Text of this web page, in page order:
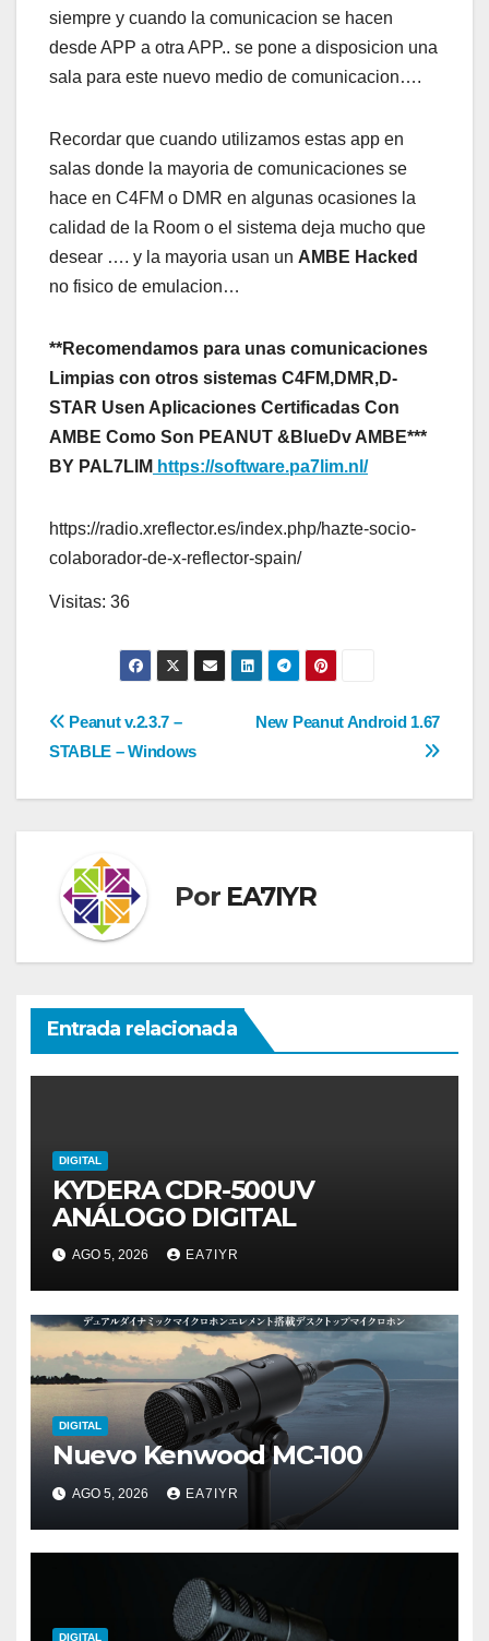
siempre y cuando la comunicacion se hacen
desde APP a otra APP.. se pone a disposicion una
sala para este nuevo medio de comunicacion….
Recordar que cuando utilizamos estas app en
salas donde la mayoria de comunicaciones se
hace en C4FM o DMR en algunas ocasiones la
calidad de la Room o el sistema deja mucho que
desear …. y la mayoria usan un AMBE Hacked
no fisico de emulacion…
**Recomendamos para unas comunicaciones
Limpias con otros sistemas C4FM,DMR,D-
STAR Usen Aplicaciones Certificadas Con
AMBE Como Son PEANUT &BlueDv AMBE***
BY PAL7LIM https://software.pa7lim.nl/
https://radio.xreflector.es/index.php/hazte-socio-
colaborador-de-x-reflector-spain/
Visitas: 36
Navegación
New Peanut Android 1.67
Peanut v.2.3.7 –
STABLE – Windows
Por EA7IYR
Entrada relacionada
DIGITAL
KYDERA CDR-500UV
ANÁLOGO DIGITAL
AGO 5, 2026 EA7IYR
DIGITAL
Nuevo Kenwood MC-100
AGO 5, 2026 EA7IYR
DIGITAL